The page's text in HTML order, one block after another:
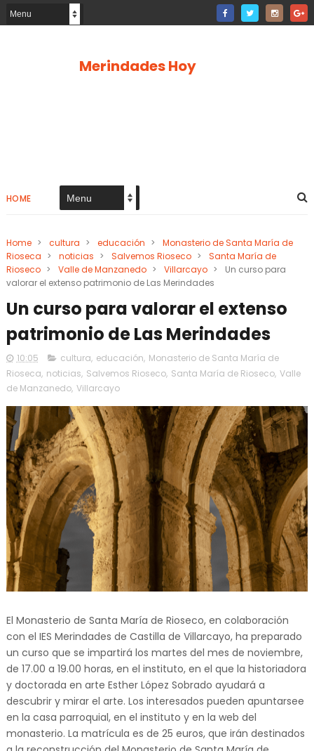
Merindades Hoy
HOME
Home > cultura > educación >
Monasterio de Santa María de
Rioseca > noticias > Salvemos Rioseco >
Santa María de
Rioseco > Valle de Manzanedo > Villarcayo >
Un curso para
valorar el extenso patrimonio de Las Merindades
Un curso para valorar el extenso
patrimonio de Las Merindades
10:05 cultura, educación, Monasterio de Santa María de
Rioseca, noticias, Salvemos Rioseco, Santa María de Rioseco, Valle
de Manzanedo, Villarcayo
El Monasterio de Santa María de Rioseco, en colaboración
con el IES Merindades de Castilla de Villarcayo, ha preparado
un curso que se impartirá los martes del mes de noviembre,
de 17.00 a 19.00 horas, en el instituto, en el que la historiadora
y doctorada en arte Esther López Sobrado ayudará a
descubrir y mirar el arte. Los interesados pueden apuntarsee
en la casa parroquial, en el instituto y en la web del
monasterio. La matrícula es de 25 euros, que irán destinados